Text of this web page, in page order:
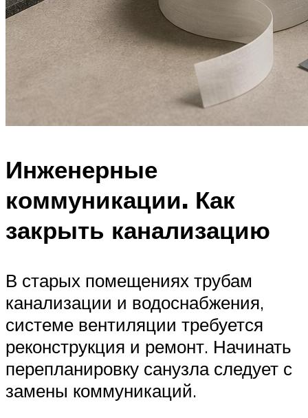
Инженерные
коммуникации. Как
закрыть канализацию
В старых помещениях трубам
канализации и водоснабжения,
системе вентиляции требуется
реконструкция и ремонт. Начинать
перепланировку санузла следует с
замены коммуникаций.